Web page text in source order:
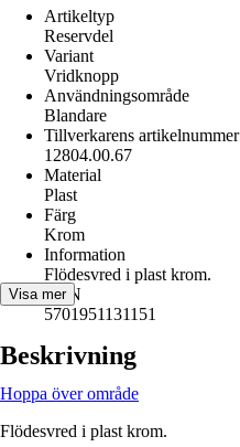
Artikeltyp
Reservdel
Variant
Vridknopp
Användningsområde
Blandare
Tillverkarens artikelnummer
12804.00.67
Material
Plast
Färg
Krom
Information
Flödesvred i plast krom.
EAN
5701951131151
Visa mer
Beskrivning
Hoppa över område
Flödesvred i plast krom.